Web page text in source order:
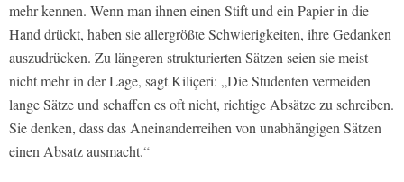
mehr kennen. Wenn man ihnen einen Stift und ein Papier in die
Hand drückt, haben sie allergrößte Schwierigkeiten, ihre Gedanken
auszudrücken. Zu längeren strukturierten Sätzen seien sie meist
nicht mehr in der Lage, sagt Kiliçeri: „Die Studenten vermeiden
lange Sätze und schaffen es oft nicht, richtige Absätze zu schreiben.
Sie denken, dass das Aneinanderreihen von unabhängigen Sätzen
einen Absatz ausmacht.“